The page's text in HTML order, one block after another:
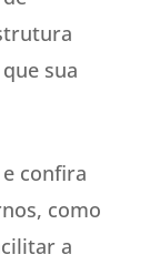
sua
confira
como
a